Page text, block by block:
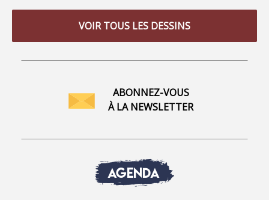
VOIR TOUS LES DESSINS
ABONNEZ-VOUS
À LA NEWSLETTER
AGENDA